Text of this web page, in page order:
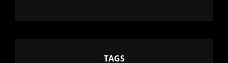
TAGS